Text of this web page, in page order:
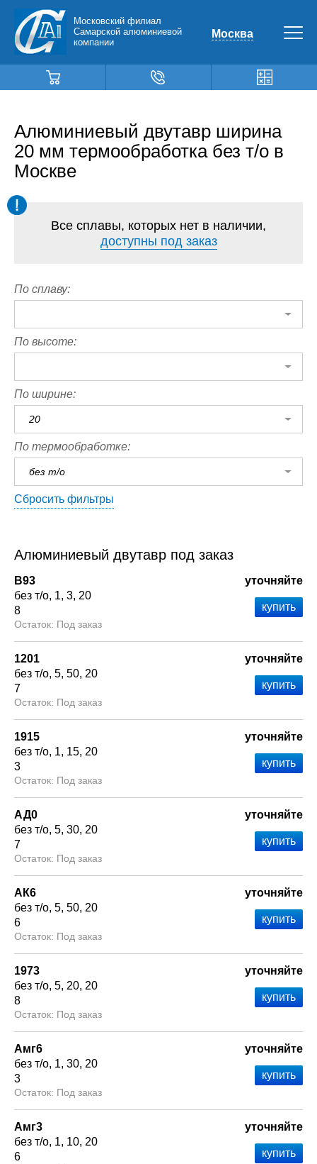
Московский филиал
Самарской алюминиевой
компании
Москва
Алюминиевый двутавр ширина
20 мм термообработка без т/о в
Москве
Все сплавы, которых нет в наличии,
доступны под заказ
По сплаву:
По высоте:
По ширине:
20
По термообработке:
без т/о
Сбросить фильтры
Алюминиевый двутавр под заказ
В93
без т/о 1 3 20
8
Под заказ
уточняйте
1201
без т/о 5 50 20
7
Под заказ
уточняйте
1915
без т/о 1 15 20
3
Под заказ
уточняйте
АД0
без т/о 5 30 20
7
Под заказ
уточняйте
АК6
без т/о 5 50 20
6
Под заказ
уточняйте
1973
без т/о 5 20 20
8
Под заказ
уточняйте
Амг6
без т/о 1 30 20
3
Под заказ
уточняйте
Амг3
без т/о 1 10 20
6
уточняйте